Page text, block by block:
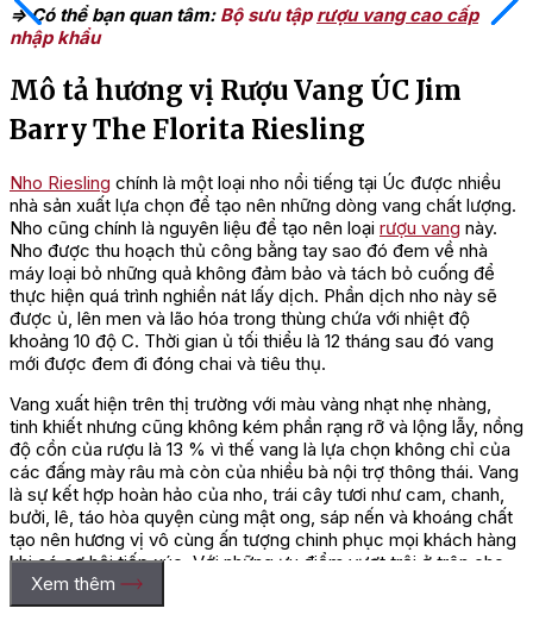
=> Có thể bạn quan tâm: Bộ sưu tập rượu vang cao cấp
nhập khẩu
Mô tả hương vị Rượu Vang ÚC Jim
Barry The Florita Riesling
Nho Riesling chính là một loại nho nổi tiếng tại Úc được nhiều
nhà sản xuất lựa chọn để tạo nên những dòng vang chất lượng.
Nho cũng chính là nguyên liệu để tạo nên loại rượu vang này.
Nho được thu hoạch thủ công bằng tay sao đó đem về nhà
máy loại bỏ những quả không đảm bảo và tách bỏ cuống để
thực hiện quá trình nghiền nát lấy dịch. Phần dịch nho này sẽ
được ủ, lên men và lão hóa trong thùng chứa với nhiệt độ
khoảng 10 độ C. Thời gian ủ tối thiểu là 12 tháng sau đó vang
mới được đem đi đóng chai và tiêu thụ.
Vang xuất hiện trên thị trường với màu vàng nhạt nhẹ nhàng,
tinh khiết nhưng cũng không kém phần rạng rỡ và lộng lẫy, nồng
độ cồn của rượu là 13 % vì thế vang là lựa chọn không chỉ của
các đấng mày râu mà còn của nhiều bà nội trợ thông thái. Vang
là sự kết hợp hoàn hảo của nho, trái cây tươi như cam, chanh,
bưởi, lê, táo hòa quyện cùng mật ong, sáp nến và khoáng chất
tạo nên hương vị vô cùng ấn tượng chinh phục mọi khách hàng
khi có cơ hội tiếp xúc. Với những ưu điểm vượt trội ở trên cho
thấy vang là một đồ uống phù hợp với nhiều đối tượng khách
hàng kể cả phụ nữ và trẻ em.
Xem thêm